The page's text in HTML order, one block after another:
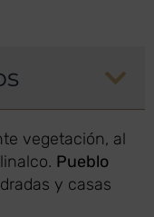
vegetación, al
Pueblo
y casas